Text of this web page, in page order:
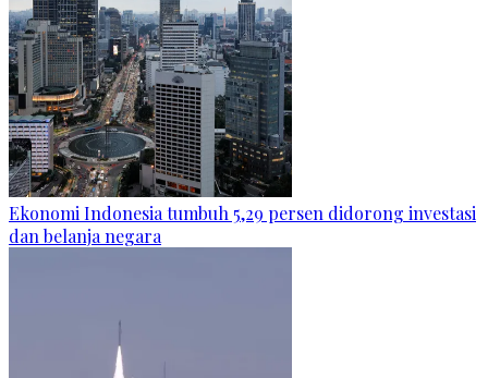
Ekonomi Indonesia tumbuh 5,29 persen didorong investasi
dan belanja negara